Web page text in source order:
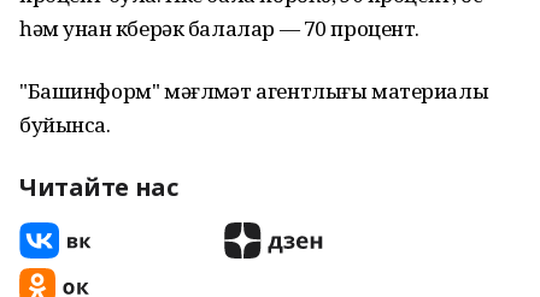
һәм унан күберәк балалар — 70 процент.
"Башинформ" мәғлүмәт агентлығы материалы
буйынса.
Читайте нас